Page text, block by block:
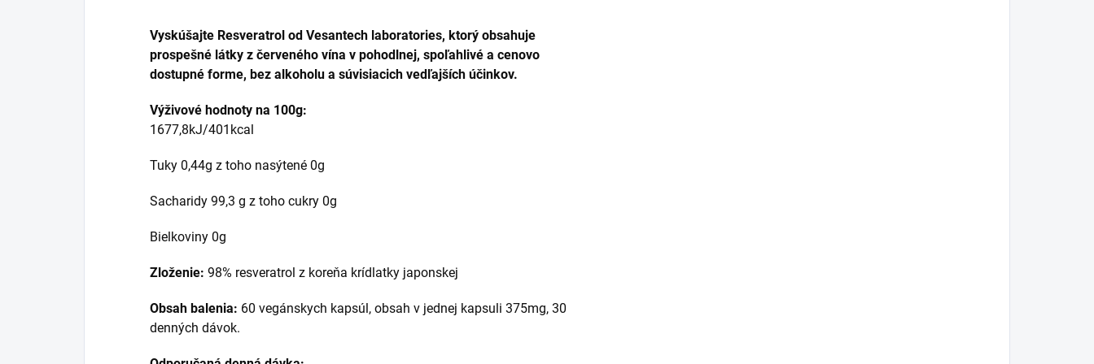
Vyskúšajte Resveratrol od Vesantech laboratories, ktorý obsahuje
prospešné látky z červeného vína v pohodlnej, spoľahlivé a cenovo
dostupné forme, bez alkoholu a súvisiacich vedľajších účinkov.
Výživové hodnoty na 100g:
1677,8kJ/401kcal
Tuky 0,44g z toho nasýtené 0g
Sacharidy 99,3 g z toho cukry 0g
Bielkoviny 0g
Zloženie: 98% resveratrol z koreňa krídlatky japonskej
Obsah balenia: 60 vegánskych kapsúl, obsah v jednej kapsuli 375mg, 30
denných dávok.